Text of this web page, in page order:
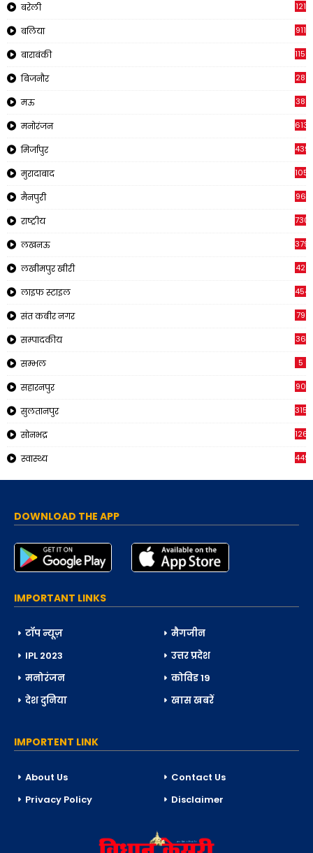
बरेली 121
बलिया 911
बाराबंकी 1150
बिजनौर 28
मऊ 38
मनोरंजन 613
मिर्जापुर 439
मुरादाबाद 1054
मैनपुरी 96
राष्ट्रीय
लखनऊ 3793
लखीमपुर खीरी 42
लाइफ स्टाइल 454
संत कबीर नगर 79
सम्पादकीय 36
सम्भल 5
सहारनपुर 90
सुलतानपुर 315
सोनभद्र 1266
स्वास्थ्य 449
DOWNLOAD THE APP
IMPORTANT LINKS
टॉप न्यूज़
मैगजीन
IPL 2023
उत्तर प्रदेश
मनोरंजन
कोविड 19
देश दुनिया
खास खबरें
IMPORTENT LINK
About Us
Contact Us
Privacy Policy
Disclaimer